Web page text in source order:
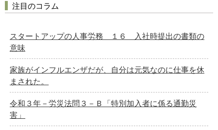
注目のコラム
スタートアップの人事労務 １６ 入社時提出の書類の
意味
家族がインフルエンザだが、自分は元気なのに仕事を休
まされた。
令和３年－労災法問３－Ｂ「特別加入者に係る通勤災
害」